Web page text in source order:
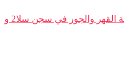
المعتقل الإسلامي السابق بوغرارة : أطالب المندوب العام لإدارة السجون أن يوقف انتهاكات الجلاد البوعزيزي و أن يعيد لي دفاتري المصادرة بآلة القهر والجور في سجن سلا2 و